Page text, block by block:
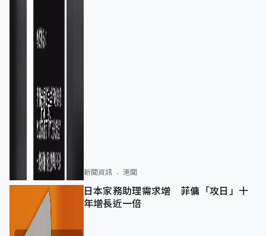
新聞資訊 港聞
日本家務助理需求增 菲傭「攻日」十
年增長近一倍